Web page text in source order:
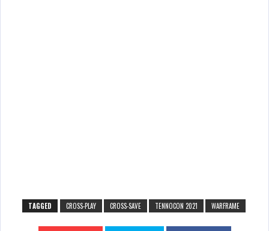
TAGGED CROSS-PLAY CROSS-SAVE TENNOCON 2021 WARFRAME